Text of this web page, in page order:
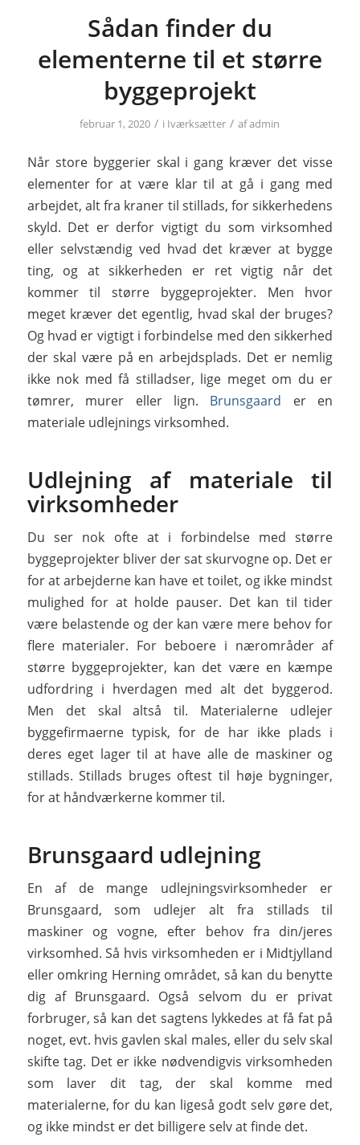
Sådan finder du
elementerne til et større
byggeprojekt
februar 1, 2020 / i Iværksætter / afadmin
Når store byggerier skal i gang kræver det visse
elementer for at være klar til at gå i gang med
arbejdet, alt fra kraner til stillads, for sikkerhedens
skyld. Det er derfor vigtigt du som virksomhed
eller selvstændig ved hvad det kræver at bygge
ting, og at sikkerheden er ret vigtig når det
kommer til større byggeprojekter. Men hvor
meget kræver det egentlig, hvad skal der bruges?
Og hvad er vigtigt i forbindelse med den sikkerhed
der skal være på en arbejdsplads. Det er nemlig
ikke nok med få stilladser, lige meget om du er
tømrer, murer eller lign. Brunsgaard er en
materiale udlejnings virksomhed.
Udlejning af materiale til
virksomheder
Du ser nok ofte at i forbindelse med større
byggeprojekter bliver der sat skurvogne op. Det er
for at arbejderne kan have et toilet, og ikke mindst
mulighed for at holde pauser. Det kan til tider
være belastende og der kan være mere behov for
flere materialer. For beboere i nærområder af
større byggeprojekter, kan det være en kæmpe
udfordring i hverdagen med alt det byggerod.
Men det skal altså til. Materialerne udlejer
byggefirmaerne typisk, for de har ikke plads i
deres eget lager til at have alle de maskiner og
stillads. Stillads bruges oftest til høje bygninger,
for at håndværkerne kommer til.
Brunsgaard udlejning
En af de mange udlejningsvirksomheder er
Brunsgaard, som udlejer alt fra stillads til
maskiner og vogne, efter behov fra din/jeres
virksomhed. Så hvis virksomheden er i Midtjylland
eller omkring Herning området, så kan du benytte
dig af Brunsgaard. Også selvom du er privat
forbruger, så kan det sagtens lykkedes at få fat på
noget, evt. hvis gavlen skal males, eller du selv skal
skifte tag. Det er ikke nødvendigvis virksomheden
som laver dit tag, der skal komme med
materialerne, for du kan ligeså godt selv gøre det,
og ikke mindst er det billigere selv at finde det.